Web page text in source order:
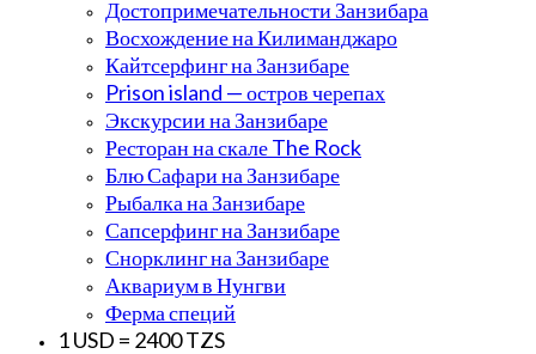
Достопримечательности Занзибара
Восхождение на Килиманджаро
Кайтсерфинг на Занзибаре
Prison island — остров черепах
Экскурсии на Занзибаре
Ресторан на скале The Rock
Блю Сафари на Занзибаре
Рыбалка на Занзибаре
Сапсерфинг на Занзибаре
Снорклинг на Занзибаре
Аквариум в Нунгви
Ферма специй
1 USD = 2400 TZS